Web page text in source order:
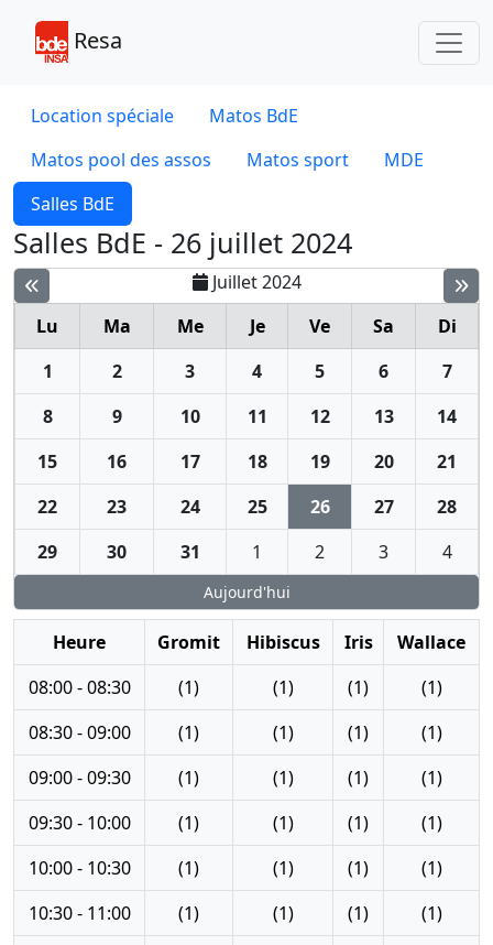
Resa
Location spéciale
Matos BdE
Matos pool des assos
Matos sport
MDE
Salles BdE
Salles BdE - 26 juillet 2024
Juillet 2024
Lu
Ma Me Je Ve Sa
Di
1
2 3 4 5 6
7
8
9 10 11 12 13
14
15
16 17 18 19 20
21
22
23 24 25 26 27
28
29
30 31 1 2 3 4
Aujourd'hui
Heure Gromit Hibiscus Iris
Wallace
08:00 - 08:30
(1) (1) (1)
(1)
08:30 - 09:00
(1) (1) (1)
(1)
09:00 - 09:30
(1) (1) (1)
(1)
09:30 - 10:00
(1) (1) (1)
(1)
10:00 - 10:30
(1) (1) (1)
(1)
10:30 - 11:00
(1) (1) (1)
(1)